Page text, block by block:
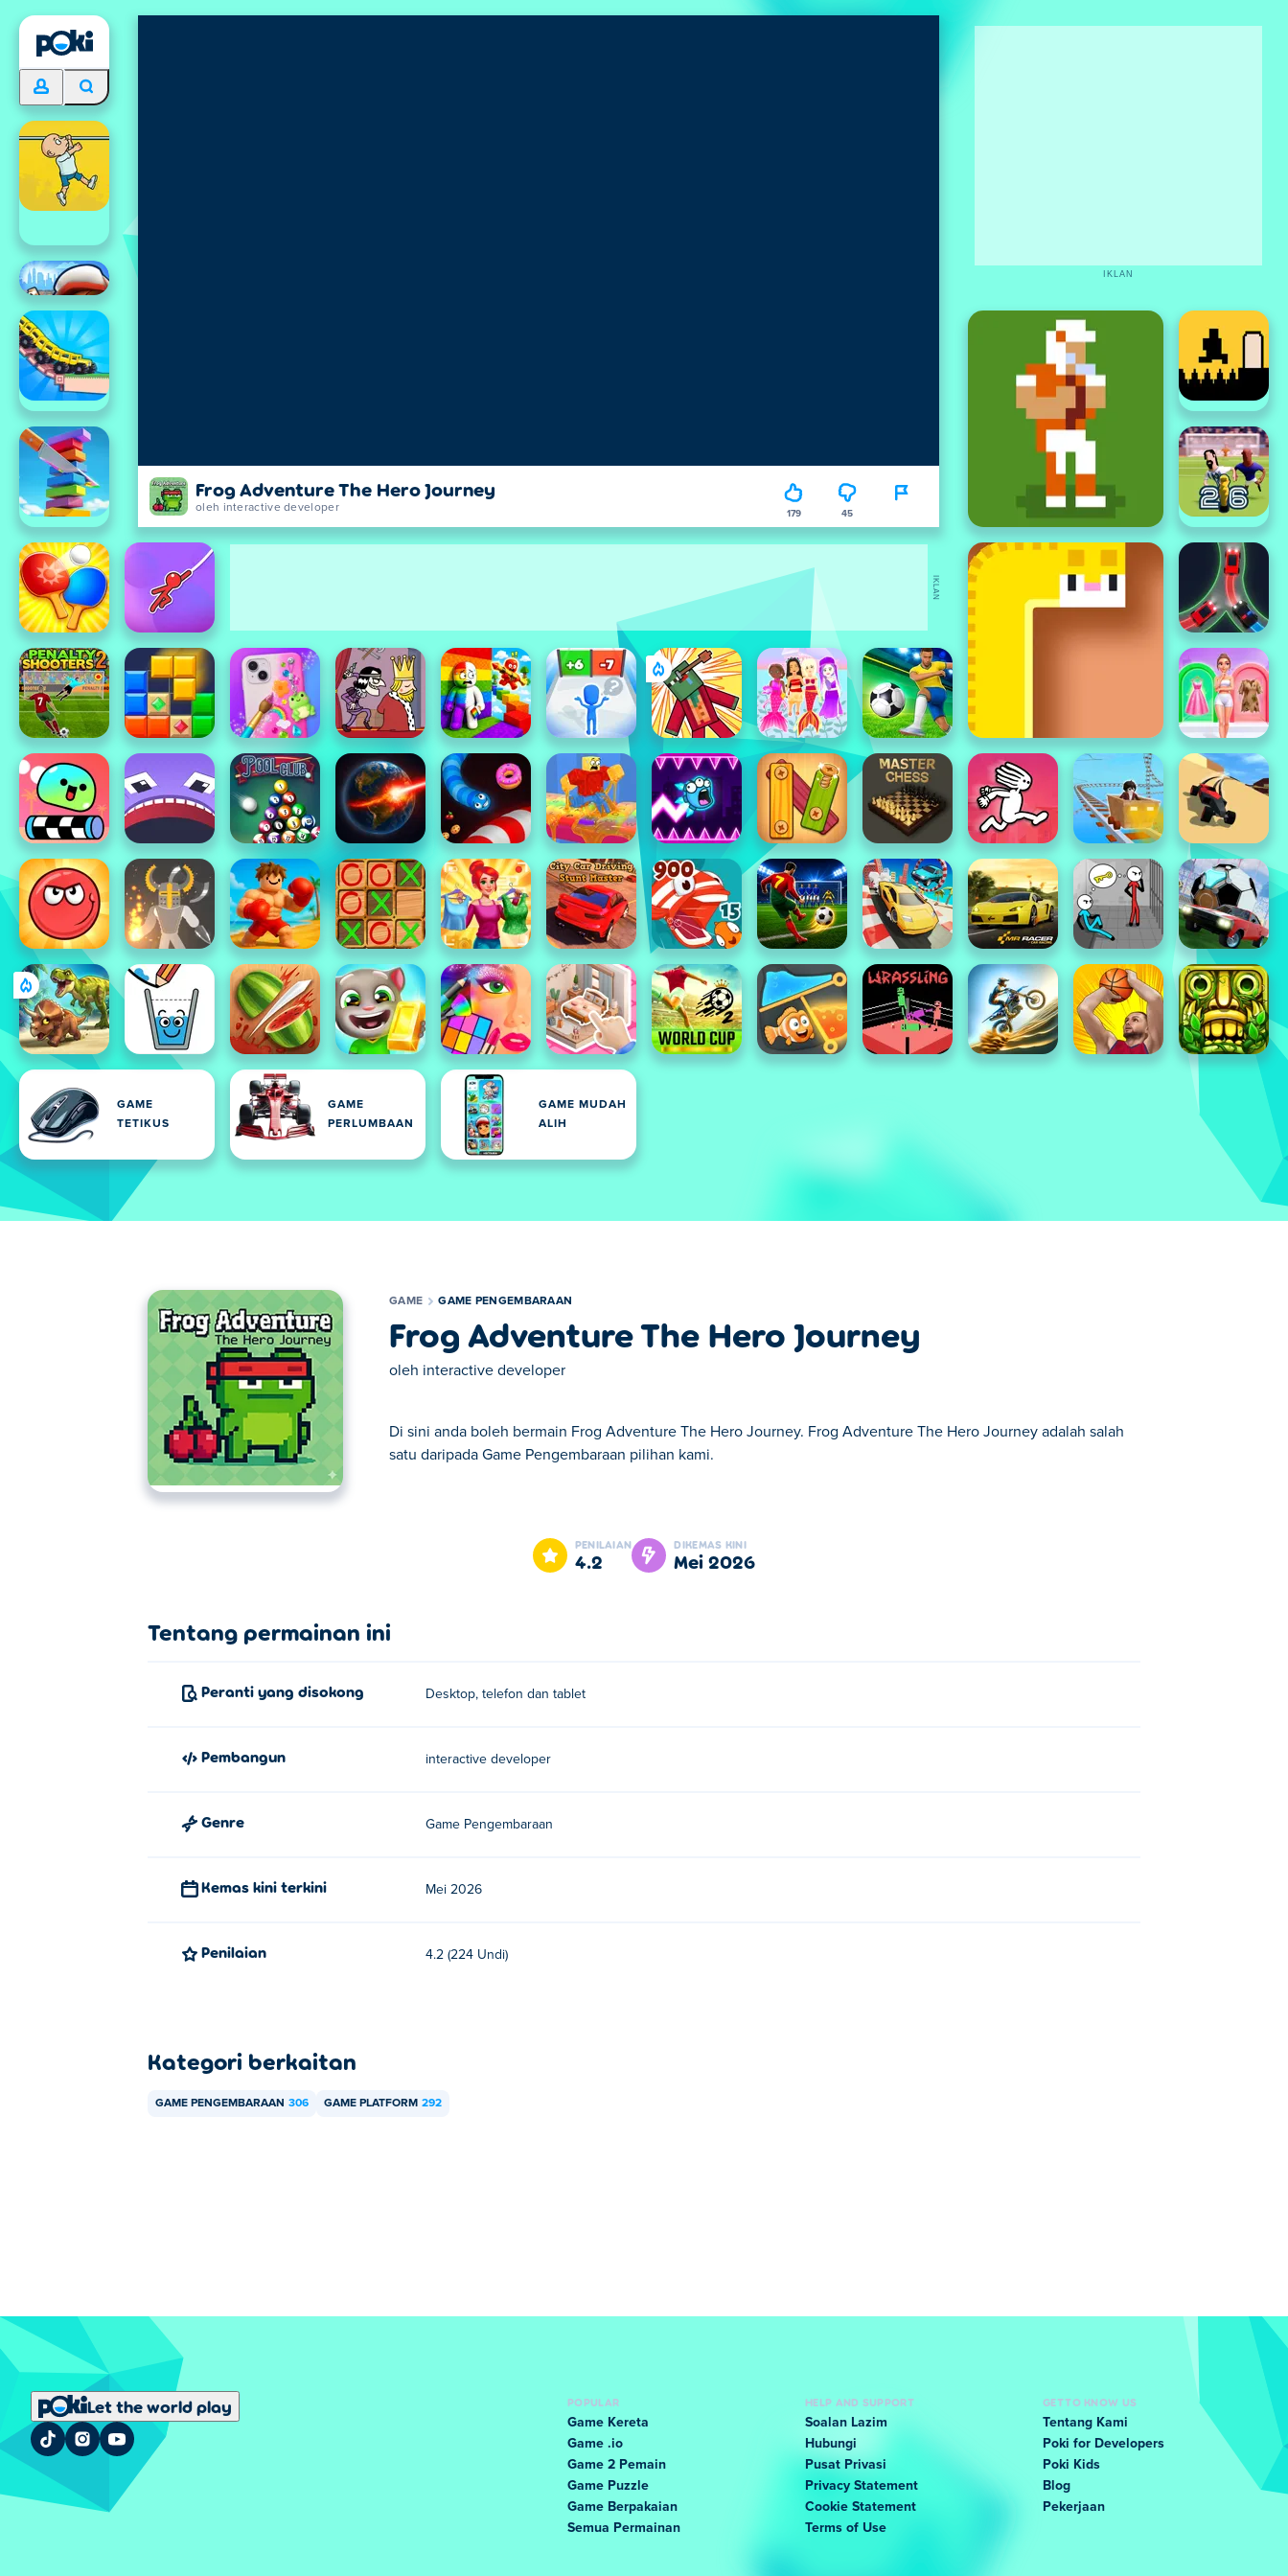
Frog Adventure The Hero Journey
oleh interactive developer 179 45
GAME
TETIKUS
GAME
PERLUMBAAN
GAME MUDAH
ALIH
IKLAN
IKLAN
GAME GAME PENGEMBARAAN
Frog Adventure The Hero Journey
oleh interactive developer
Di sini anda boleh bermain Frog Adventure The Hero Journey. Frog Adventure The Hero Journey adalah salah
satu daripada Game Pengembaraan pilihan kami.
Di sini anda boleh bermain Frog Adventure The Hero Journey. Frog Adventure The Hero Journey adalah salah satu daripada Game Pengembaraan
PENILAIAN
4.2
DIKEMAS KINI
Mei 2026
Tentang permainan ini
Peranti yang disokong Desktop, telefon dan tablet
Pembangun interactive developer
Genre Game Pengembaraan
Kemas kini terkini Mei 2026
Penilaian 4.2 (224 Undi)
Kategori berkaitan
GAME PENGEMBARAAN 306 GAME PLATFORM 292
Let the world play
POPULAR
Game Kereta
Game .io
Game 2 Pemain
Game Puzzle
Game Berpakaian
Semua Permainan
HELP AND SUPPORT
Soalan Lazim
Hubungi
Pusat Privasi
Privacy Statement
Cookie Statement
Terms of Use
GET TO KNOW US
Tentang Kami
Poki for Developers
Poki Kids
Blog
Pekerjaan